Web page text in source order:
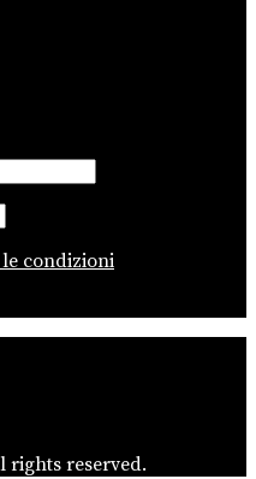
condizioni
rights reserved.